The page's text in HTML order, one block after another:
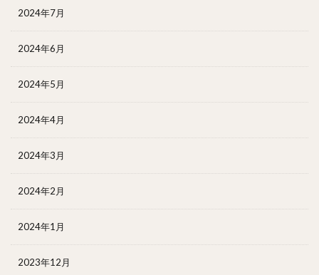
2024年7月
2024年6月
2024年5月
2024年4月
2024年3月
2024年2月
2024年1月
2023年12月